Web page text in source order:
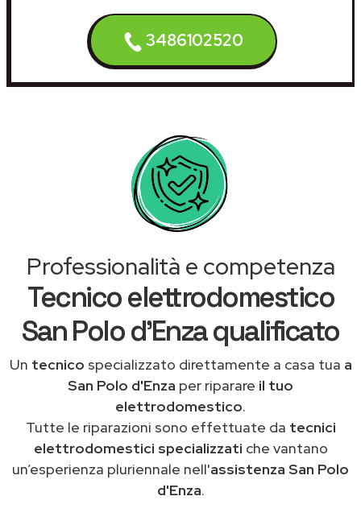
3486102520
Professionalità e competenza
Tecnico elettrodomestico
San Polo d'Enza qualificato
Un tecnico specializzato direttamente a casa tua a
San Polo d'Enza per riparare il tuo
elettrodomestico.
Tutte le riparazioni sono effettuate da tecnici
elettrodomestici specializzati che vantano
un’esperienza pluriennale nell'assistenza San Polo
d'Enza.